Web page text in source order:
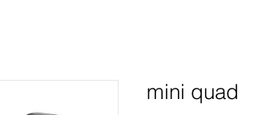
mini quad